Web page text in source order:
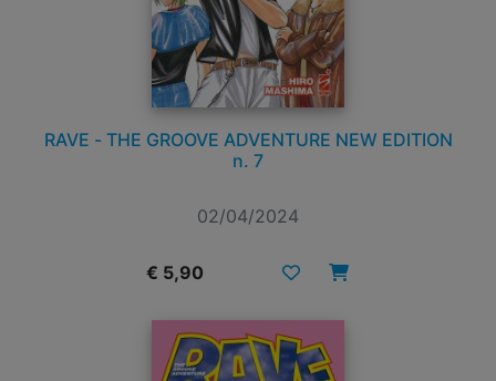
RAVE - THE GROOVE ADVENTURE NEW EDITION
n. 7
02/04/2024
€ 5,90